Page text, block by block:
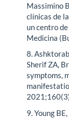
Massimino
clínicas de
un centro
Medicina
8.
Sherif ZA,
symptoms,
9. Young